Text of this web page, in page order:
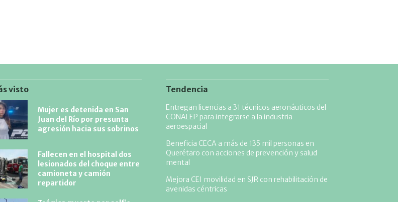
visto
Mujer es detenida en San
Juan del Río por presunta
agresión hacia sus sobrinos
Fallecen en el hospital dos
lesionados del choque entre
camioneta y camión
repartidor
Tendencia
Entregan licencias a 31 técnicos aeronáuticos del
CONALEP para integrarse a la industria
aeroespacial
Beneficia CECA a más de 135 mil personas en
Querétaro con acciones de prevención y salud
mental
Mejora CEI movilidad en SJR con rehabilitación de
avenidas céntricas